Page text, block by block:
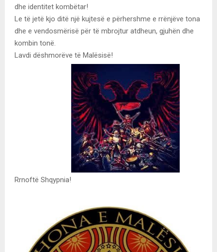
dhe identitet kombëtar!
Le të jetë kjo ditë një kujtesë e përhershme e rrënjëve tona
dhe e vendosmërisë për të mbrojtur atdheun, gjuhën dhe
kombin tonë.
Lavdi dëshmorëve të Malësisë!
Rrnoftë Shqypnia!